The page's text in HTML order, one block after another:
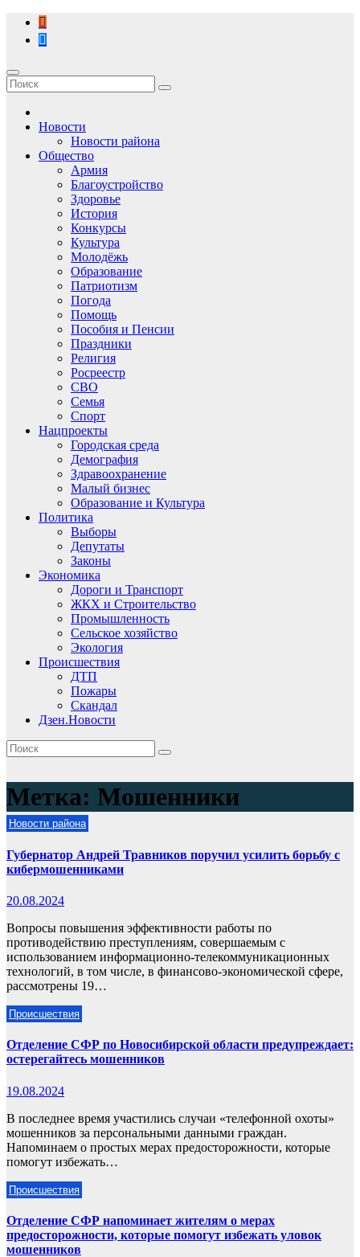
Перейти
содержимому
Новости
Новости района
Общество
Армия
Благоустройство
Здоровье
История
Конкурсы
Культура
Молодёжь
Образование
Патриотизм
Погода
Помощь
Пособия и Пенсии
Праздники
Религия
Росреестр
СВО
Семья
Спорт
Нацпроекты
Городская среда
Демография
Здравоохранение
Малый бизнес
Образование и Культура
Политика
Выборы
Депутаты
Законы
Экономика
Дороги и Транспорт
ЖКХ и Строительство
Промышленность
Сельское хозяйство
Экология
Происшествия
ДТП
Пожары
Скандал
Дзен.Новости
Метка: Мошенники
Новости района
Губернатор Андрей Травников поручил усилить борьбу с
кибермошенниками
20.08.2024
Вопросы повышения эффективности работы по
противодействию преступлениям, совершаемым с
использованием информационно-телекоммуникационных
технологий, в том числе, в финансово-экономической сфере,
рассмотрены 19…
Происшествия
Отделение СФР по Новосибирской области предупреждает:
остерегайтесь мошенников
19.08.2024
В последнее время участились случаи «телефонной охоты»
мошенников за персональными данными граждан.
Напоминаем о простых мерах предосторожности, которые
помогут избежать…
Происшествия
Отделение СФР напоминает жителям о мерах
предосторожности, которые помогут избежать уловок
мошенников